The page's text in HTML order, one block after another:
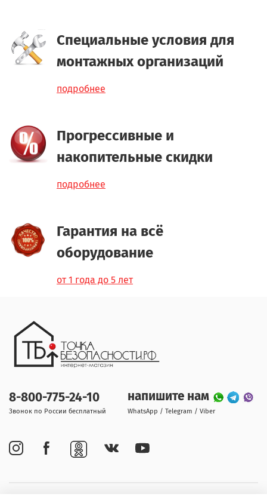
Специальные условия для
монтажных организаций
подробнее
Прогрессивные и
накопительные скидки
подробнее
Гарантия на всё
оборудование
от 1 года до 5 лет
8-800-775-24-10
Звонок по России бесплатный
напишите нам
WhatsApp / Telegram / Viber